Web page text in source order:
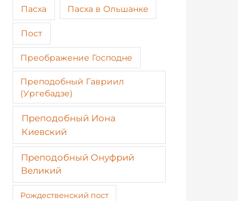
Пасха Пасха в Ольшанке
Пост
Преображение Господне
Преподобный Гавриил
(Ургебадзе)
Преподобный Иона
Киевский
Преподобный Онуфрий
Великий
Рождественский пост